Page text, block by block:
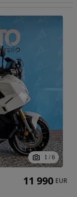
1 / 6
11 990 EUR